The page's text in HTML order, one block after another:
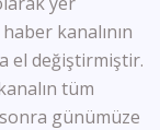
kanalının
el değiştirmiştir.
tüm
sonra günümüze